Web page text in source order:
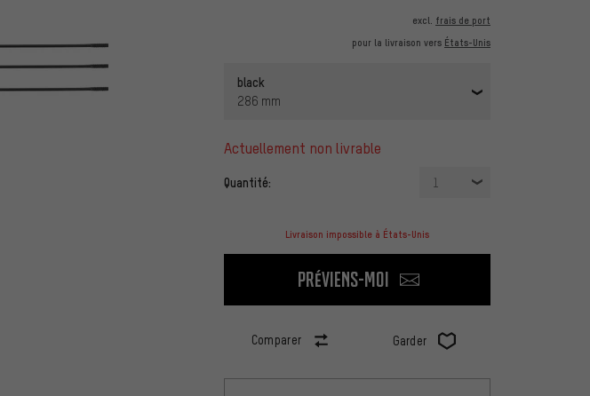
excl. frais de port
pour la livraison vers États-Unis
black
286 mm
actuellement non livrable
Quantité: 1
Livraison impossible à États-Unis
Préviens-moi
Comparer Garder